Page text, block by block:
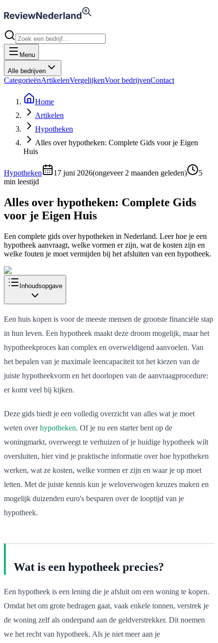
Menu
Alle bedrijven
CategorieënArtikelenVergelijkenVoor bedrijvenContact
Home
Artikelen
Hypotheken
Alles over hypotheken: Complete Gids voor je Eigen
Huis
Hypotheken 17 juni 2026(ongeveer 2 maanden geleden)
5
min leestijd
Alles over hypotheken: Complete Gids
voor je Eigen Huis
Een complete gids over hypotheken in Nederland. Leer hoe je een
hypotheek aanvraagt, welke vormen er zijn, wat de kosten zijn en
welke fouten je moet vermijden bij het afsluiten van een hypotheek.
Inhoudsopgave
Een huis kopen is voor de meeste mensen de grootste financiële stap
in hun leven. Een hypotheek maakt deze droom mogelijk, maar het
hypotheekproces kan complex en overweldigend aanvoelen. Van
het bepalen van je maximale leencapaciteit tot het kiezen van de
juiste hypotheekvorm en het doorlopen van de aanvraagprocedure:
er komt veel bij kijken.
Deze gids biedt je een volledig overzicht van alles wat je moet
weten overhypotheken. Of je nu een starter bent op de
woningmarkt, overweegt te verhuizen of je huidige hypotheek wilt
oversluiten, hier vind je praktische informatie over hoe hypotheken
werken, wat ze kosten, welke vormen er zijn en waar je op moet
letten. Met de juiste kennis kun je weloverwogen keuzes maken en
mogelijk duizenden euro's besparen over de looptijd van je
hypotheek.
Wat is een hypotheek precies?
Een hypotheek is een lening die je afsluit om een woning te kopen.
Omdat het om grote bedragen gaat, vaak enkele tonnen, verstrek je
de woning zelf als onderpand aan de geldverstrekker. Dit noemen
we het recht van hypotheek. Als je niet meer aan je